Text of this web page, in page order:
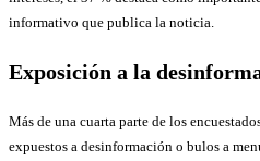
informativo que publica la noticia.
Exposición a la
Más de una cuarta parte de los
expuestos a desinformación o bulos a